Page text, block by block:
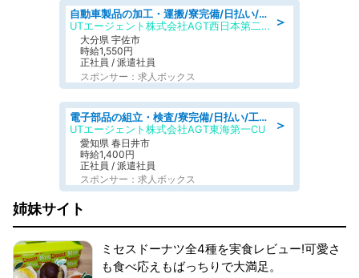
＞
自動車製品の加工・運搬/寮完備/日払い/工場・製造
UTエージェント株式会社AGT西日本第二CU
大分県 宇佐市
時給1,550円
正社員 / 派遣社員
スポンサー：求人ボックス
＞
電子部品の組立・検査/寮完備/日払い/工場・製造
UTエージェント株式会社AGT東海第一CU
愛知県 春日井市
時給1,400円
正社員 / 派遣社員
スポンサー：求人ボックス
姉妹サイト
ミセスドーナツ全4種を実食レビュー!可愛さ
も食べ応えもばっちりで大満足。